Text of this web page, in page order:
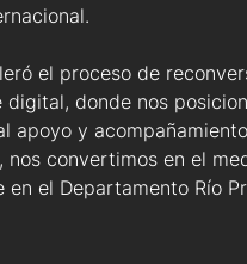
el proceso de
digital, donde nos
apoyo y
nos convertimos en el
en el Departamento Río